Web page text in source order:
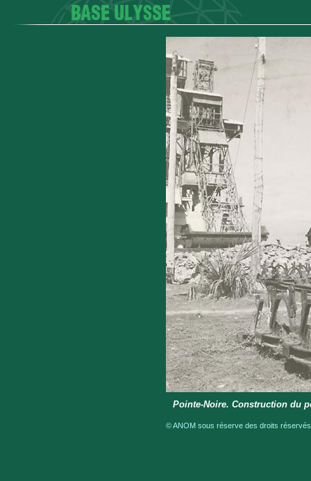
Pointe-Noire. Construction du
© ANOM sous réserve des droits